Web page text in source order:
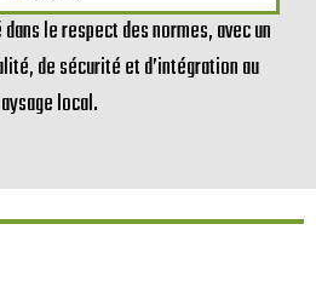
le respect des normes, avec un
de sécurité et d’intégration au
local.